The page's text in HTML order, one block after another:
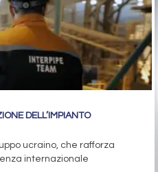
DELL’IMPIANTO
ucraino, che rafforza
internazionale